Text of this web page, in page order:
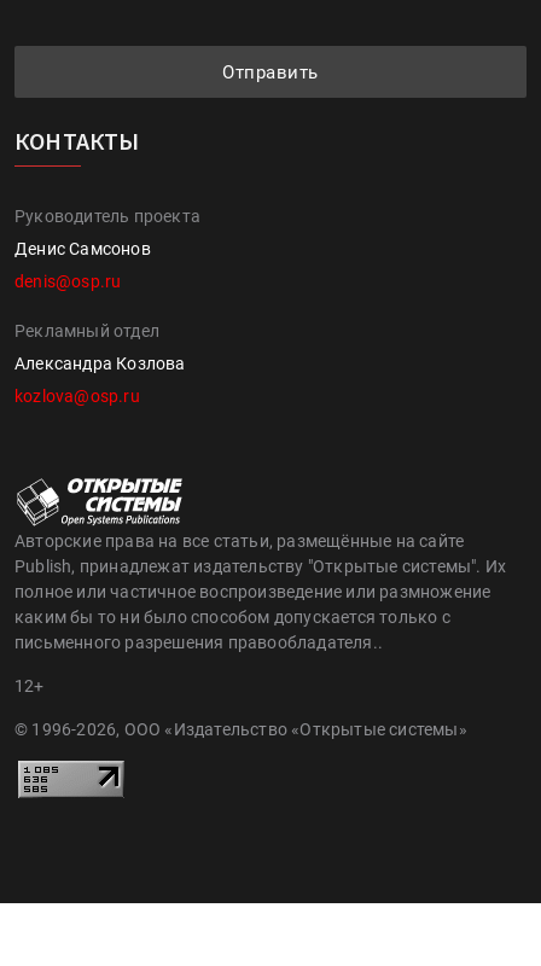
Отправить
КОНТАКТЫ
Руководитель проекта
Денис Самсонов
denis@osp.ru
Рекламный отдел
Александра Козлова
kozlova@osp.ru
Авторские права на все статьи, размещённые на сайте
Publish, принадлежат издательству "Открытые системы". Их
полное или частичное воспроизведение или размножение
каким бы то ни было способом допускается только с
письменного разрешения правообладателя..
12+
© 1996-2026, ООО «Издательство «Открытые системы»